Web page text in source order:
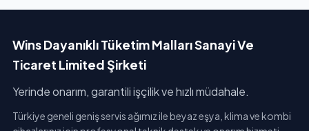
Wins Dayanıklı Tüketim Malları Sanayi Ve
Ticaret Limited Şirketi
Yerinde onarım, garantili işçilik ve hızlı müdahale.
Türkiye geneli geniş servis ağımız ile beyaz eşya, klima ve kombi